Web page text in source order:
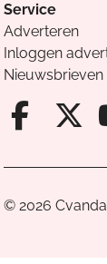
Service
Adverteren
Inloggen
Nieuwsbrieven
© 2026